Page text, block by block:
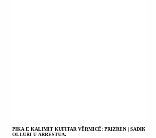
PIKA E KALIMIT KUFITAR VËRMICË; PRIZREN | SADIK
OLLURI U ARRESTUA.